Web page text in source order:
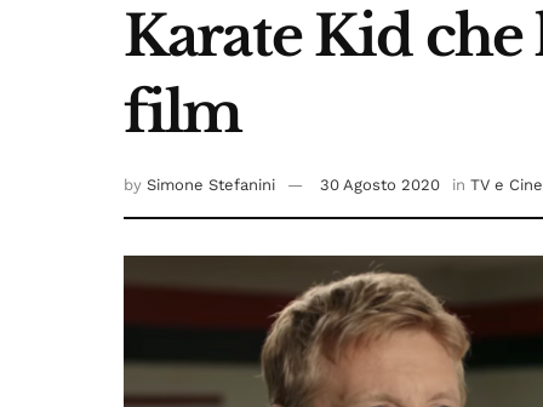
Karate Kid che
film
by Simone Stefanini 30 Agosto 2020 in TV e